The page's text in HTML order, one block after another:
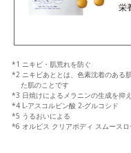
栄
*1 ニキビ・肌荒れを防ぐ
*2 ニキビあととは、色素沈着のある
た肌のことです
*3 日焼けによるメラニンの生成を抑
*4 L-アスコルビン酸 2-グルコシド
*5 うるおいによる
*6 オルビス クリアボディ スムース